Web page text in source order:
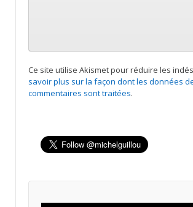
Ce site utilise Akismet pour réduire les
savoir plus sur la façon dont les données
commentaires sont traitées.